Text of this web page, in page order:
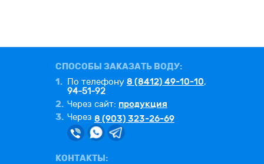
СПОСОБЫ ЗАКАЗАТЬ ВОДУ:
1. По телефону 8 (8412) 49-10-10,
94-51-92
2. Через сайт: продукция
3. Через 8 (903) 323-26-69
КОНТАКТЫ: